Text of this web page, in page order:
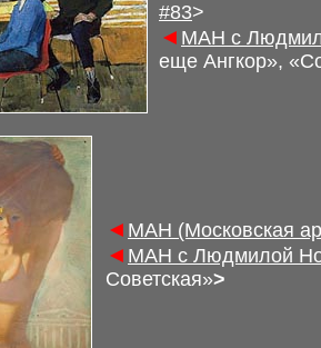
#83>
◄ МАН с
еще Ангкор»,
◄ МАН (Московская
◄ МАН с Людмилой
Советская»>